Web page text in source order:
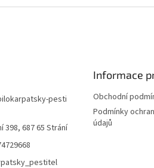
pesti
398, 687 65 Strání
Informace
Obchodní
Podmínky
údajů